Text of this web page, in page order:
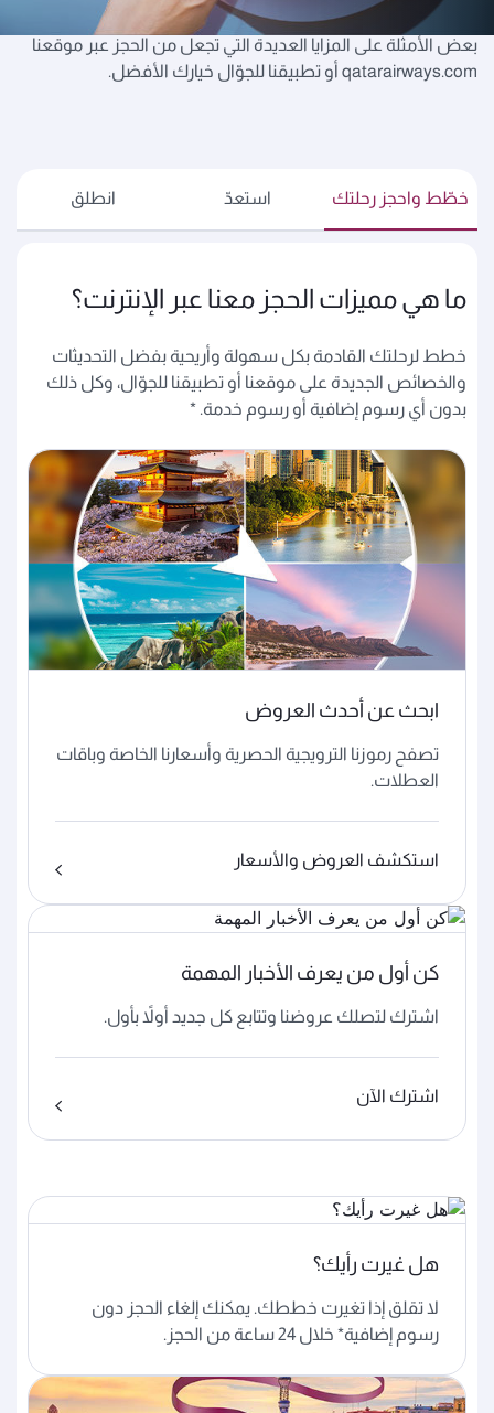
نسافر إليها، أو ترغب في الاستفادة من رصيد نقاط أفيوس، إليك
بعض الأمثلة على المزايا العديدة التي تجعل من الحجز عبر موقعنا
qatarairways.com أو تطبيقنا للجوّال خيارك الأفضل.
خطّط واحجز رحلتك استعدّ انطلق
ما هي مميزات الحجز معنا عبر الإنترنت؟
خطط لرحلتك القادمة بكل سهولة وأريحية بفضل التحديثات
والخصائص الجديدة على موقعنا أو تطبيقنا للجوّال، وكل ذلك
بدون أي رسوم إضافية أو رسوم خدمة. *
ابحث عن أحدث العروض
تصفح رموزنا الترويجية الحصرية وأسعارنا الخاصة وباقات
العطلات.
استكشف العروض والأسعار
كن أول من يعرف الأخبار المهمة
اشترك لتصلك عروضنا وتتابع كل جديد أولاً بأول.
اشترك الآن
هل غيرت رأيك؟
لا تقلق إذا تغيرت خططك. يمكنك إلغاء الحجز دون
رسوم إضافية* خلال 24 ساعة من الحجز.